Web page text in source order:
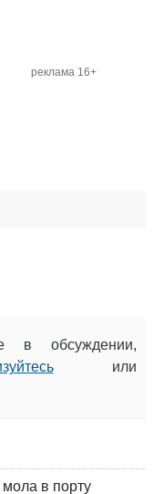
реклама 16+
в обсуждении,
или
мола в порту